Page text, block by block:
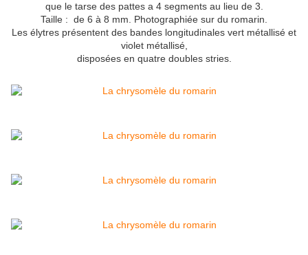
que le tarse des pattes a 4 segments au lieu de 3.
Taille : de 6 à 8 mm. Photographiée sur du romarin.
Les élytres présentent des bandes longitudinales vert métallisé et
violet métallisé,
disposées en quatre doubles stries.